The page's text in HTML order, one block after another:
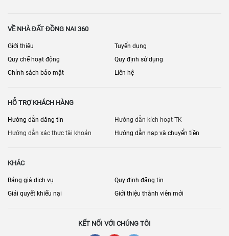
VỀ NHÀ ĐẤT ĐỒNG NAI 360
Giới thiệu
Tuyển dụng
Quy chế hoạt động
Quy định sử dụng
Chính sách bảo mật
Liên hệ
HỖ TRỢ KHÁCH HÀNG
Hướng dẫn đăng tin
Hướng dẫn kích hoạt TK
Hướng dẫn xác thực tài khoản
Hướng dẫn nạp và chuyển tiền
KHÁC
Bảng giá dịch vụ
Quy định đăng tin
Giải quyết khiếu nại
Giới thiệu thành viên mới
KẾT NỐI VỚI CHÚNG TÔI